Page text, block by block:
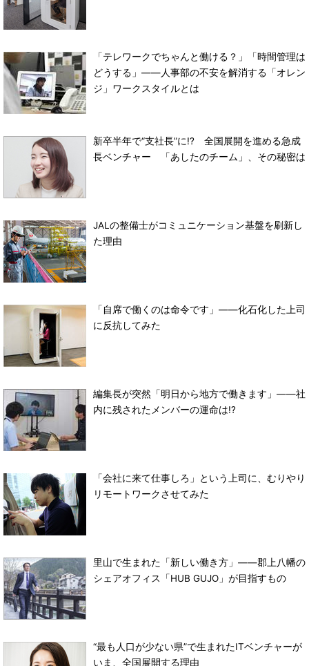
「テレワークでちゃんと働ける？」「時間管理は
どうする」――人事部の不安を解消する「オレン
ジ」ワークスタイルとは
新卒半年で“支社長”に!? 全国展開を進める急成
長ベンチャー 「あしたのチーム」、その秘密は
JALの整備士がコミュニケーション基盤を刷新し
た理由
「自席で働くのは命令です」――化石化した上司
に反抗してみた
編集長が突然「明日から地方で働きます」――社
内に残されたメンバーの運命は!?
「会社に来て仕事しろ」という上司に、むりやり
リモートワークさせてみた
里山で生まれた「新しい働き方」――郡上八幡の
シェアオフィス「HUB GUJO」が目指すもの
“最も人口が少ない県”で生まれたITベンチャーが
いま、全国展開する理由